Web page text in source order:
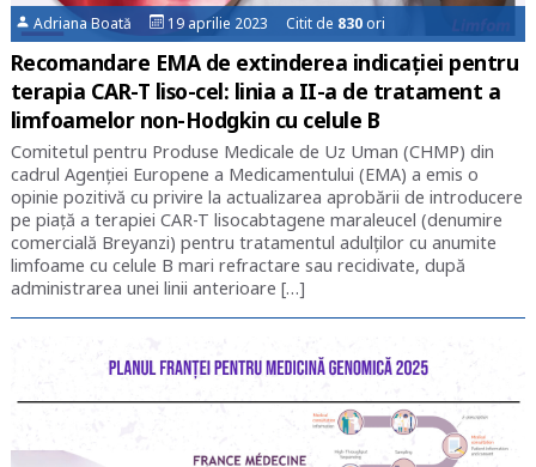
Adriana Boată 19 aprilie 2023 Citit de 830ori
Recomandare EMA de extinderea indicației pentru
terapia CAR-T liso-cel: linia a II-a de tratament a
limfoamelor non-Hodgkin cu celule B
Comitetul pentru Produse Medicale de Uz Uman (CHMP) din
cadrul Agenției Europene a Medicamentului (EMA) a emis o
opinie pozitivă cu privire la actualizarea aprobării de introducere
pe piață a terapiei CAR-T lisocabtagene maraleucel (denumire
comercială Breyanzi) pentru tratamentul adulților cu anumite
limfoame cu celule B mari refractare sau recidivate, după
administrarea unei linii anterioare […]